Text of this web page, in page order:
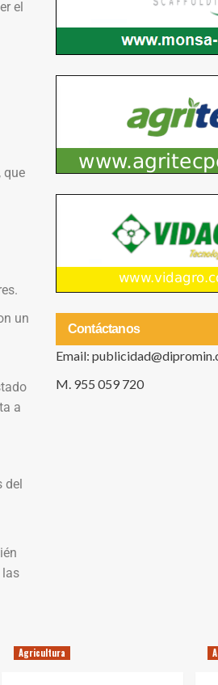
el
que
un
a
del
Contáctanos
Email:
M. 955 059 720
Agricultura